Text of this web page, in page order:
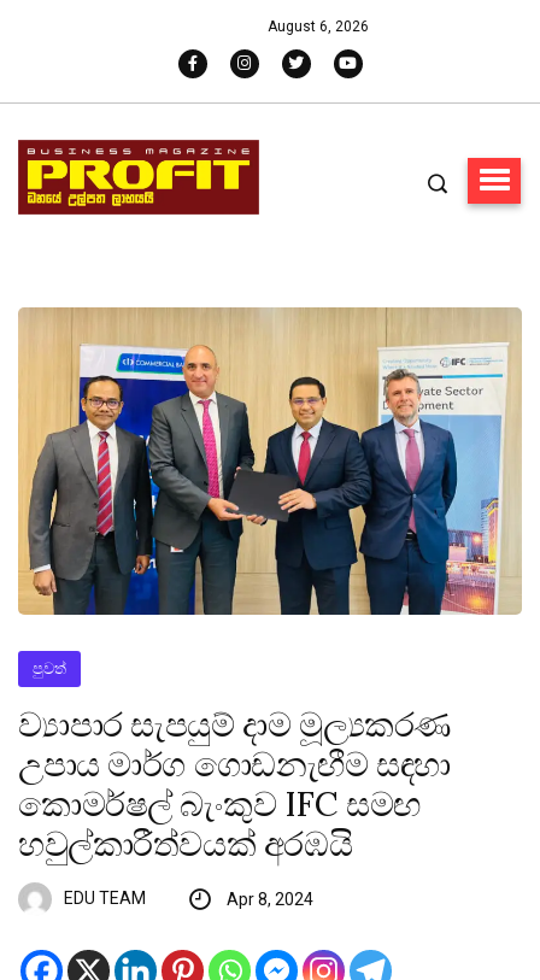
August 6, 2026
පුවත්
ව්‍යාපාර සැපයුම් දාම මූල්‍යකරණ
උපාය මාර්ග ගොඩනැඟීම සඳහා
කොමර්ෂල් බැංකුව IFC සමඟ
හවුල්කාරීත්වයක් අරඹයි
EDU TEAM Apr 8, 2024